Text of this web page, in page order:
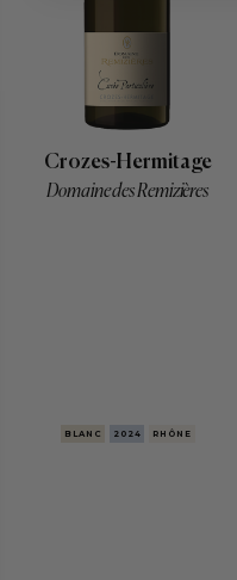
Crozes-Hermitage
Domaine des Remizières
BLANC 2024 RHÔNE